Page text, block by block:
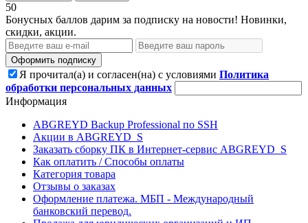
50
Бонусных баллов дарим за подписку на новости! Новинки,
скидки, акции.
Оформить подписку
Я прочитал(а) и согласен(на) с условиями Политика
обработки персональных данных
Информация
ABGREYD Backup Professional по SSH
Акции в ABGREYD_S
Заказать сборку ПК в Интернет-сервис ABGREYD_S
Как оплатить / Способы оплаты
Категория товара
Отзывы о заказах
Оформление платежа. МБП - Международный
банковский перевод.